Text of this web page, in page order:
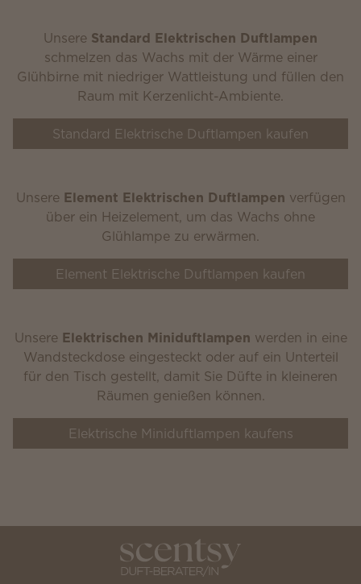
Unsere Standard Elektrischen Duftlampen
schmelzen das Wachs mit der Wärme einer
Glühbirne mit niedriger Wattleistung und füllen den
Raum mit Kerzenlicht-Ambiente.
Standard Elektrische Duftlampen kaufen
Unsere Element Elektrischen Duftlampen verfügen
über ein Heizelement, um das Wachs ohne
Glühlampe zu erwärmen.
Element Elektrische Duftlampen kaufen
Unsere Elektrischen Miniduftlampen werden in eine
Wandsteckdose eingesteckt oder auf ein Unterteil
für den Tisch gestellt, damit Sie Düfte in kleineren
Räumen genießen können.
Elektrische Miniduftlampen kaufens